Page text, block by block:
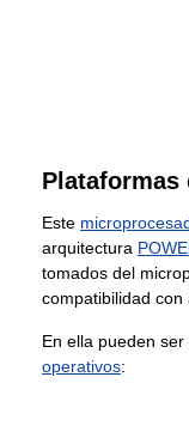
Plataformas
Este
arquitectura
tomados del
compatibilidad
En ella pueden
operativos: